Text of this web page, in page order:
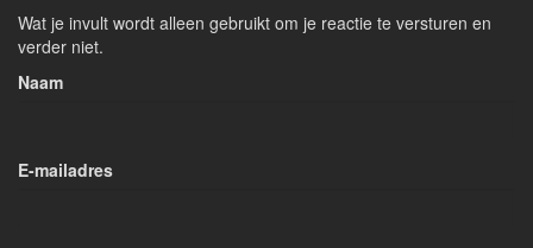
Wat je invult wordt alleen gebruikt om je reactie te versturen en
verder niet.
Naam
E-mailadres